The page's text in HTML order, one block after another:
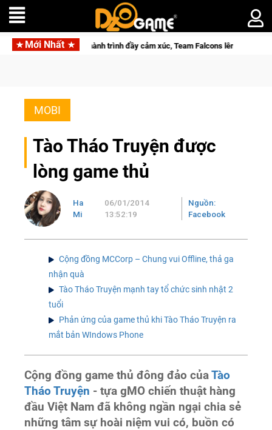
Mới Nhất
lại với hành trình đầy cảm xúc, Team Falcons lên ngôi vô địch
MOBI
Tào Tháo Truyện được
lòng game thủ
Ha
Mi
06/01/2014
13:52:19
Nguồn:
Facebook
Cộng đồng MCCorp – Chung vui Offline, thả ga
nhận quà
Tào Tháo Truyện mạnh tay tổ chức sinh nhật 2
tuổi
Phản ứng của game thủ khi Tào Tháo Truyện ra
mắt bản WIndows Phone
Cộng đồng game thủ đông đảo củaTào
Tháo Truyện - tựa gMO chiến thuật hàng
đầu Việt Nam đã không ngần ngại chia sẻ
những tâm sự hoài niệm vui có, buồn có